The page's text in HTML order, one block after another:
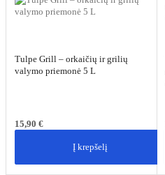
Tulpe Grill – orkaičių ir grilių
valymo priemonė 5 L
15,90 €
Į krepšelį